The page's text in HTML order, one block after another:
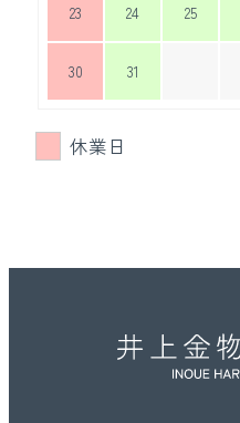
23 24 25
30 31
休業日